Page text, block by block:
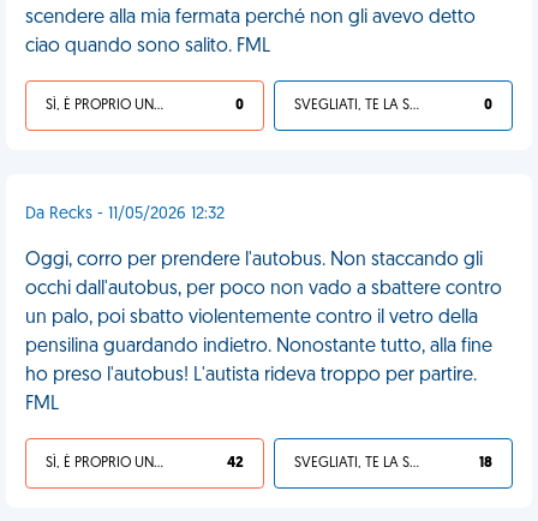
scendere alla mia fermata perché non gli avevo detto
ciao quando sono salito. FML
SÌ, È PROPRIO UNA VDM! 0 SVEGLIATI, TE LA SEI CERCATA! 0
Da Recks - 11/05/2026 12:32
Oggi, corro per prendere l'autobus. Non staccando gli
occhi dall'autobus, per poco non vado a sbattere contro
un palo, poi sbatto violentemente contro il vetro della
pensilina guardando indietro. Nonostante tutto, alla fine
ho preso l'autobus! L'autista rideva troppo per partire.
FML
SÌ, È PROPRIO UNA VDM! 42 SVEGLIATI, TE LA SEI CERCATA! 18